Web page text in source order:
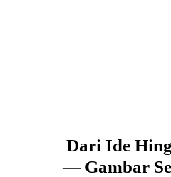
Dari Ide
— Gambar